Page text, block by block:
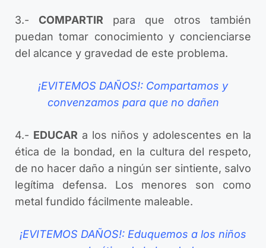
3.- COMPARTIR para que otros también
puedan tomar conocimiento y concienciarse
del alcance y gravedad de este problema.
¡EVITEMOS DAÑOS!: Compartamos y
convenzamos para que no dañen
4.- EDUCARa los niños y adolescentes en la
ética de la bondad, en la cultura del respeto,
de no hacer daño a ningún ser sintiente, salvo
legítima defensa. Los menores son como
metal fundido fácilmente maleable.
¡EVITEMOS DAÑOS!: Eduquemos a los niños